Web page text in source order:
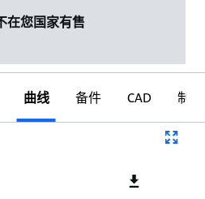
在您国家有售
曲线 备件 CAD 制图